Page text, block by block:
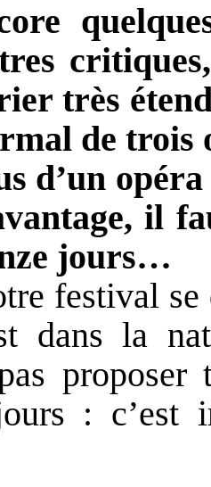
très
de
d’un
il
jours…
festival se
dans la
proposer
: c’est